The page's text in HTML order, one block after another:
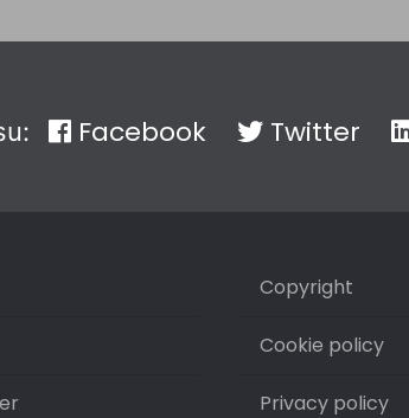
Facebook Twitter
Copyright
Cookie policy
Privacy policy